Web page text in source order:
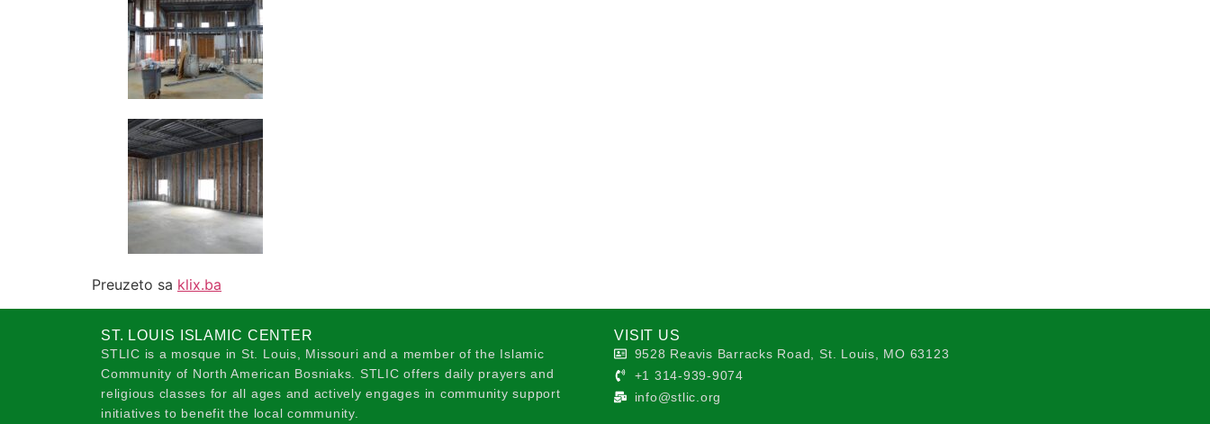
Preuzeto sa klix.ba
ST. LOUIS ISLAMIC CENTER
STLIC is a mosque in St. Louis, Missouri and a member of the Islamic
Community of North American Bosniaks. STLIC offers daily prayers and
religious classes for all ages and actively engages in community support
initiatives to benefit the local community.
VISIT US
9528 Reavis Barracks Road, St. Louis, MO 63123
+1 314-939-9074
info@stlic.org